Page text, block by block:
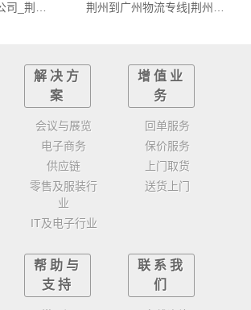
荆州到邯郸物流公司_荆州至邯郸物流专线
荆州到广州物流专线|荆州至广州货运公司
解决方
案
会议与展览
电子商务
供应链
零售及服装行
业
IT及电子行业
增值业
务
回单服务
保价服务
上门取货
送货上门
帮助与
支持
联系我
们